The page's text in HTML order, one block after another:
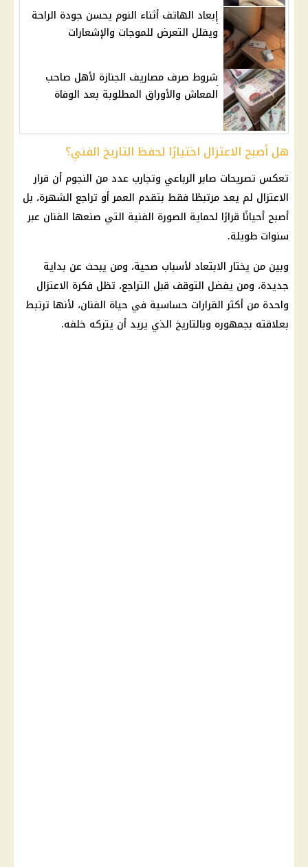
إبعاد الهاتف أثناء النوم يحسن جودة الراحة
ويقلل التعرض للموجات والإشعارات
شروط صرف مصاريف الجنازة لأهل صاحب
المعاش والأوراق المطلوبة بعد الوفاة
هل أصبح الاعتزال اختيارًا لحفظ التاريخ الفني؟
تعكس تصريحات صابر الرباعي وتجارب عدد من النجوم أن قرار
الاعتزال لم يعد مرتبطًا فقط بتقدم العمر أو تراجع الشهرة، بل
أصبح أحيانًا قرارًا لحماية الصورة الفنية التي صنعها الفنان عبر
سنوات طويلة.
وبين من يختار الابتعاد لأسباب صحية، ومن يبحث عن بداية
جديدة، ومن يفضل التوقف قبل التراجع، تظل فكرة الاعتزال
واحدة من أكثر القرارات حساسية في حياة الفنان، لأنها ترتبط
بعلاقته بجمهوره وبالتاريخ الذي يريد أن يتركه خلفه.